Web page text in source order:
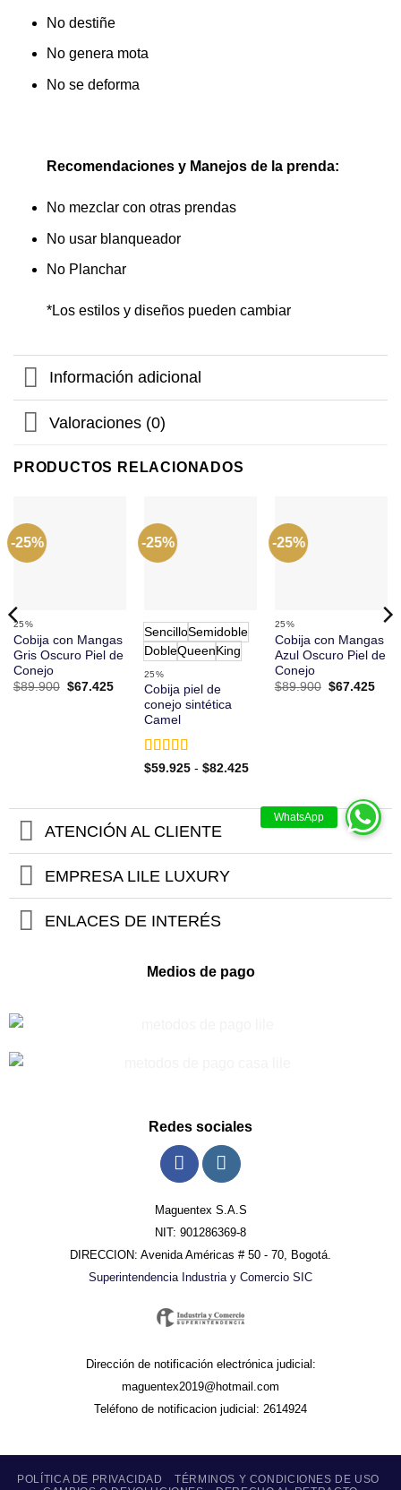
No destiñe
No genera mota
No se deforma
Recomendaciones y Manejos de la prenda:
No mezclar con otras prendas
No usar blanqueador
No Planchar
*Los estilos y diseños pueden cambiar
Información adicional
Valoraciones (0)
PRODUCTOS RELACIONADOS
-25%
25%
Cobija con Mangas
Gris Oscuro Piel de
Conejo
$89.900 El
$67.425El
precio
actual
-25%
SencilloSemidoble
DobleQueen King
25%
Cobija piel de
conejo sintética
Camel
Valorado
$59.925 - $82.425Rango
$59.925
hasta
-25%
25%
Cobija con Mangas
Azul Oscuro Piel de
Conejo
$89.900 El
$67.425El
ATENCIÓN AL CLIENTE
EMPRESA LILE LUXURY
ENLACES DE INTERÉS
Medios de pago
Redes sociales
Maguentex S.A.S
NIT: 901286369-8
DIRECCION: Avenida Américas # 50 - 70, Bogotá.
Superintendencia Industria y Comercio SIC
Dirección de notificación electrónica judicial:
maguentex2019@hotmail.com
Teléfono de notificacion judicial: 2614924
POLÍTICA DE PRIVACIDAD
TÉRMINOS Y CONDICIONES DE USO